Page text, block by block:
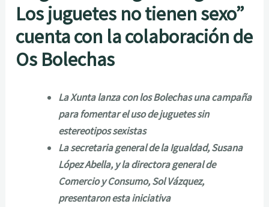
Los juguetes no tienen sexo”
cuenta con la colaboración de
Os Bolechas
La Xunta lanza con los Bolechas una campaña
para fomentar el uso de juguetes sin
estereotipos sexistas
La secretaria general de la Igualdad, Susana
López Abella, y la directora general de
Comercio y Consumo, Sol Vázquez,
presentaron esta iniciativa